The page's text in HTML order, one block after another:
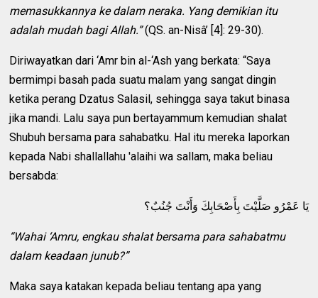
memasukkannya ke dalam neraka. Yang demikian itu
adalah mudah bagi Allah.”(QS. an-Nisâ’ [4]: 29-30).
Diriwayatkan dari ‘Amr bin al-‘Ash yang berkata: “Saya
bermimpi basah pada suatu malam yang sangat dingin
ketika perang Dzatus Salasil, sehingga saya takut binasa
jika mandi. Lalu saya pun bertayammum kemudian shalat
Shubuh bersama para sahabatku. Hal itu mereka laporkan
kepada Nabi shallallahu 'alaihi wa sallam, maka beliau
bersabda:
يَا عَمْرُو صَلَّيْتَ بِأَصْحَابِكَ وَأَنْتَ جُنُبٌ؟
“Wahai ‘Amru, engkau shalat bersama para sahabatmu
dalam keadaan junub?”
Maka saya katakan kepada beliau tentang apa yang